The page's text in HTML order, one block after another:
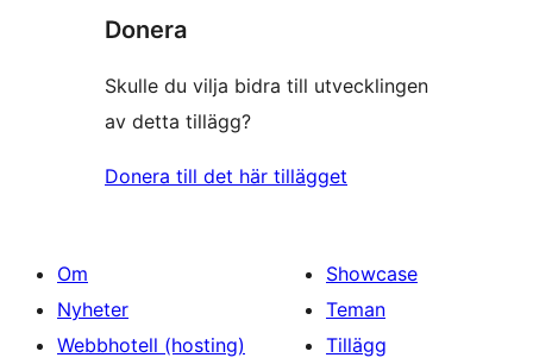
Donera
Skulle du vilja bidra till utvecklingen
av detta tillägg?
Donera till det här tillägget
Om
Nyheter
Webbhotell (hosting)
Showcase
Teman
Tillägg